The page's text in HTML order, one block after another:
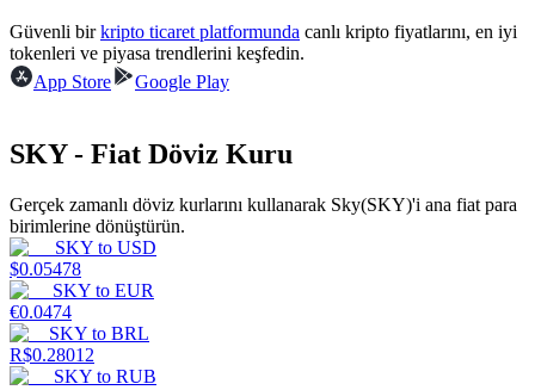
Kazan
Power Piggy
Günlük rekabetçi ödüller kazanın
Güvenli birkripto ticaret platformunda canlı kripto fiyatlarını, en iyi
tokenleri ve piyasa trendlerini keşfedin.
App Store
Google Play
SKY - Fiat Döviz Kuru
Gerçek zamanlı döviz kurlarını kullanarak Sky(SKY)'i ana fiat para
birimlerine dönüştürün.
SKY to USD
$0.05478
SKY to EUR
€0.0474
SKY to BRL
R$0.28012
SKY to RUB